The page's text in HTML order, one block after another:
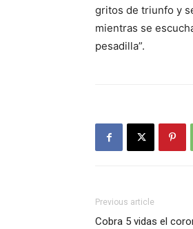
gritos de triunfo y
mientras se
pesadilla”.
Previous article
Cobra 5 vidas el